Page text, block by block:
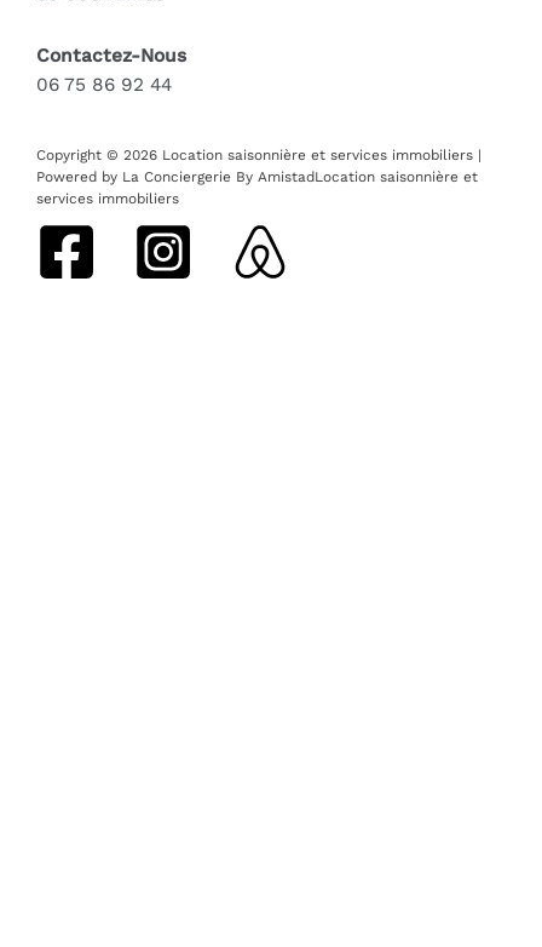
Contactez-Nous
06 75 86 92 44
Copyright © 2026 Location saisonnière et services immobiliers |
Powered by La Conciergerie By AmistadLocation saisonnière et
services immobiliers